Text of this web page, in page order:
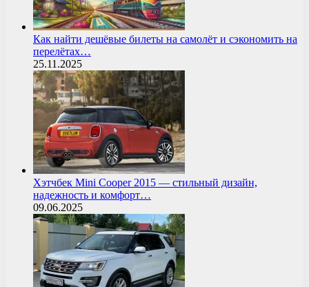
Как найти дешёвые билеты на самолёт и сэкономить на
перелётах…
25.11.2025
Хэтчбек Mini Cooper 2015 — стильный дизайн,
надежность и комфорт…
09.06.2025